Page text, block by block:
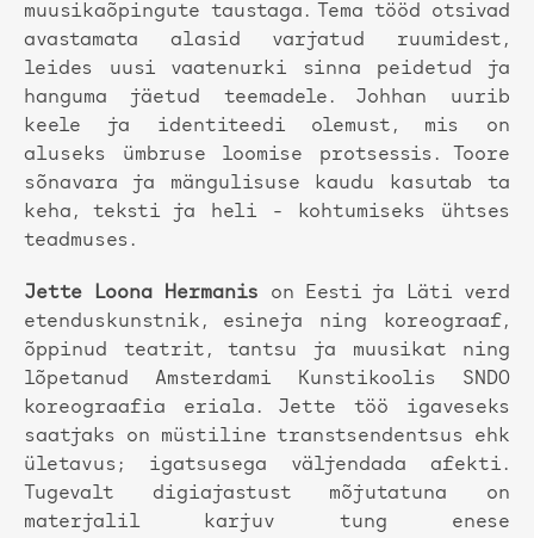
muusikaõpingute taustaga. Tema tööd otsivad
avastamata alasid varjatud ruumidest,
leides uusi vaatenurki sinna peidetud ja
hanguma jäetud teemadele. Johhan uurib
keele ja identiteedi olemust, mis on
aluseks ümbruse loomise protsessis. Toore
sõnavara ja mängulisuse kaudu kasutab ta
keha, teksti ja heli - kohtumiseks ühtses
teadmuses.
Jette Loona Hermanis on Eesti ja Läti verd
etenduskunstnik, esineja ning koreograaf,
õppinud teatrit, tantsu ja muusikat ning
lõpetanud Amsterdami Kunstikoolis SNDO
koreograafia eriala. Jette töö igaveseks
saatjaks on müstiline transtsendentsus ehk
ületavus; igatsusega väljendada afekti.
Tugevalt digiajastust mõjutatuna on
materjalil karjuv tung enese